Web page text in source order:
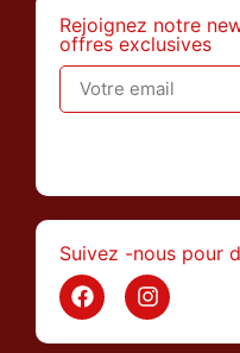
Rejoignez notre
offres exclusives
Suivez -nous pour